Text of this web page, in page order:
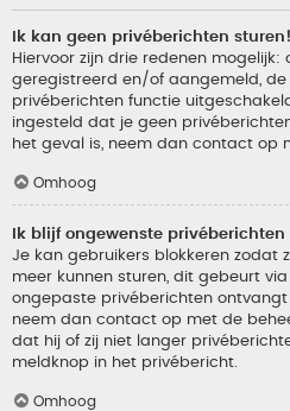
Ik kan geen privéberichten sturen!
Hiervoor zijn drie redenen mogelijk:
geregistreerd en/of aangemeld,
privéberichten functie
ingesteld dat je geen
het geval is, neem dan contact op
Omhoog
Ik blijf ongewenste
Je kan gebruikers blokkeren zodat
meer kunnen sturen, dit gebeurt
ongepaste privéberichten
neem dan contact op met de
dat hij of zij niet langer
meldknop in het privébericht.
Omhoog